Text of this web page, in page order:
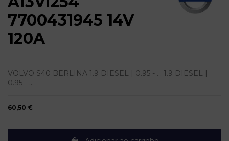
7700431945 14V
120A
VOLVO S40 BERLINA 1.9 DIESEL | 0.95 - ... 1.9 DIESEL |
0.95 - ...
60,50 €